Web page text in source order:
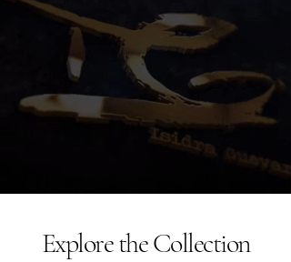
Bartolina
Explore the Collection